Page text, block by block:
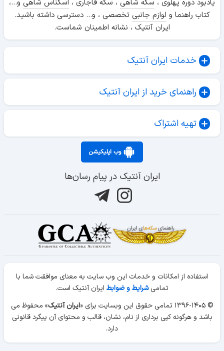
یادبود دوره پهلوی ، سکه شاهی ، سکه قاجاری ، اسکناس شاهی و...،
کتاب راهنما و لوازم جانبی تخصصی ، و... دسترسی داشته باشید.
ایران آنتیک ، نشانه اطمینان شماست.
خدمات ایران آنتیک
راهنمای خرید از ایران آنتیک
تهیه اشتراک
وب اپلیکیشن
ایران آنتیک در پیام رسان‌ها
استفاده از امکانات و خدمات این وب سایت به معنای موافقت شما با
تمامیشرایط و ضوابط ایران آنتیک است.
© ۱۳۹۶-۱۴۰۵ تمامی حقوق این وبسایت برای «
ایران آنتیک» محفوظ می
باشد و هرگونه کپی برداری از نام، نشان، قالب و محتوای آن پیگرد قانونی
دارد.